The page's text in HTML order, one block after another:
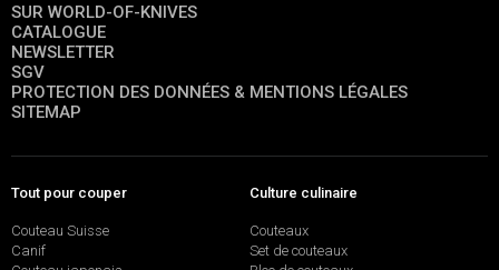
SUR WORLD-OF-KNIVES
CATALOGUE
NEWSLETTER
SGV
PROTECTION DES DONNÉES & MENTIONS LÉGALES
SITEMAP
Tout pour couper
Couteau Suisse
Canif
Culture culinaire
Couteaux
Set de couteaux